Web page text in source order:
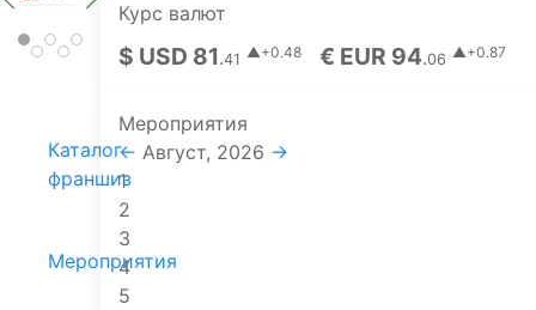
Курс валют
$ USD 81.41 ▲+0.48 € EUR 94.06 ▲+0.87
Мероприятия
← Август, 2026 →
1
2
3
4
5
Каталог
франшиз
Мероприятия